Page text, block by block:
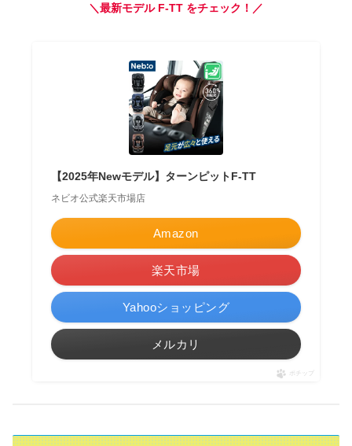
＼最新モデル F‑TT をチェック！／
【2025年Newモデル】ターンピットF-TT
ネビオ公式楽天市場店
Amazon
楽天市場
Yahooショッピング
メルカリ
ポチップ